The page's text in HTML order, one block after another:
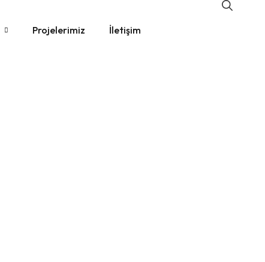
Projelerimiz İletişim